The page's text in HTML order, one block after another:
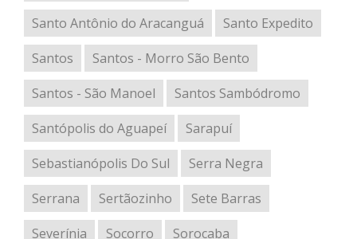
Santo Antônio do Aracanguá
Santo Expedito
Santos
Santos - Morro São Bento
Santos - São Manoel
Santos Sambódromo
Santópolis do Aguapeí
Sarapuí
Sebastianópolis Do Sul
Serra Negra
Serrana
Sertãozinho
Sete Barras
Severínia
Socorro Sorocaba